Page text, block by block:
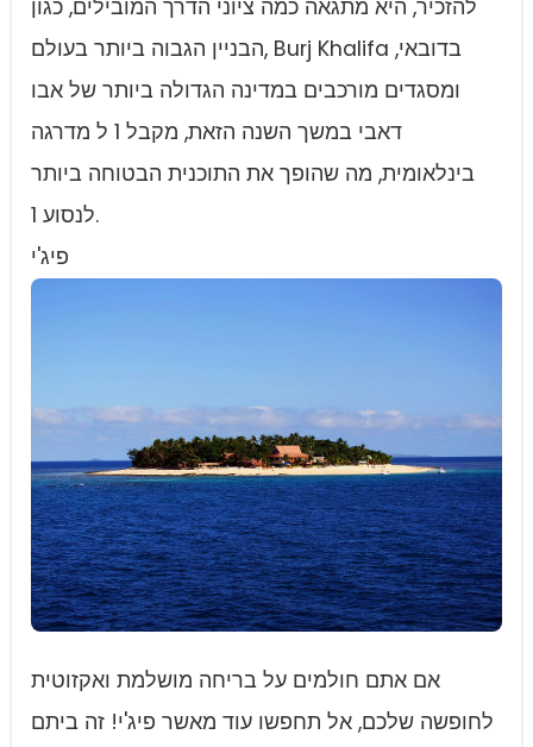
להזכיר, היא מתגאה כמה ציוני הדרך המובילים, כגון
הבניין הגבוה ביותר בעולם, Burj Khalifa בדובאי,
ומסגדים מורכבים במדינה הגדולה ביותר של אבו
דאבי במשך השנה הזאת, מקבל 1 ל מדרגה
בינלאומית, מה שהופך את התוכנית הבטוחה ביותר
לנסוע 1.
פיג'י
אם אתם חולמים על בריחה מושלמת ואקזוטית
לחופשה שלכם, אל תחפשו עוד מאשר פיג'י! זה ביתם